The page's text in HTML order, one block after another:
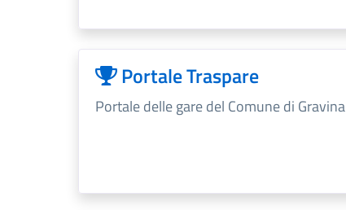
Portale Traspare
Portale delle gare del Comune di Gravina